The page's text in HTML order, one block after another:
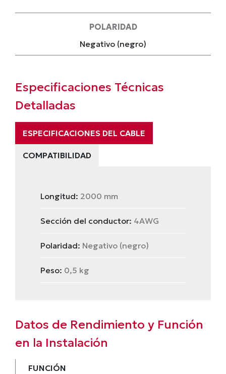
POLARIDAD
Negativo (negro)
Especificaciones Técnicas
Detalladas
ESPECIFICACIONES DEL CABLE
COMPATIBILIDAD
Longitud: 2000 mm
Sección del conductor: 4AWG
Polaridad: Negativo (negro)
Peso: 0,5 kg
Datos de Rendimiento y Función
en la Instalación
FUNCIÓN